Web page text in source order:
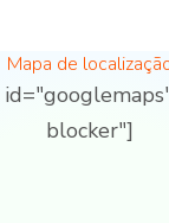
Mapa de
blocker"]